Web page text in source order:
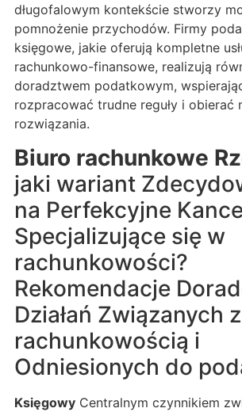
długofalowym kontekście stworzy
pomnożenie przychodów. Firmy
księgowe, jakie oferują kompletne
rachunkowo-finansowe, realizują
doradztwem podatkowym,
rozpracować trudne reguły i obierać
rozwiązania.
Biuro rachunkowe
jaki wariant
na Perfekcyjne
Specjalizujące się w
rachunkowości?
Rekomendacje
Działań Związanych z
rachunkowością i
Odniesionych do
Księgowy Centralnym czynnikiem